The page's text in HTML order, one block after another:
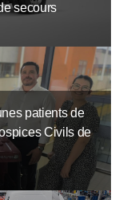
secours
patients de
Civils de